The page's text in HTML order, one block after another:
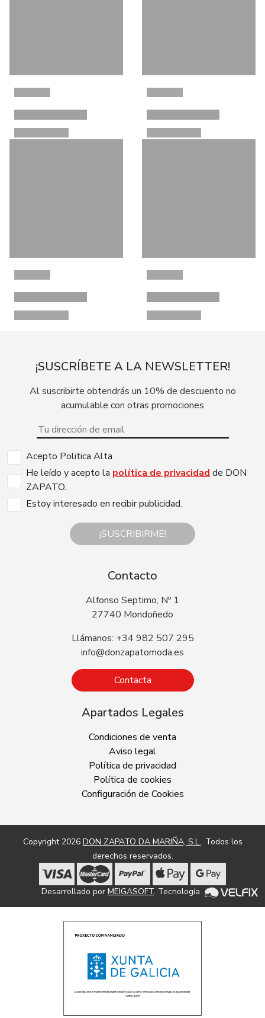
¡SUSCRÍBETE A LA NEWSLETTER!
Al suscribirte obtendrás un 10% de descuento no
acumulable con otras promociones
Acepto Politica Alta
He leído y acepto la política de privacidad de DON
ZAPATO.
Estoy interesado en recibir publicidad.
¡SUSCRIBIRME!
Contacto
Alfonso Septimo, Nº 1
27740 Mondoñedo
Llámanos: +34 982 507 295
info@donzapatomoda.es
Contacta
Apartados Legales
Condiciones de venta
Aviso legal
Política de privacidad
Política de cookies
Configuración de Cookies
Copyright 2026 DON ZAPATO DA MARIÑA, S.L.. Todos los
derechos reservados.
Desarrollado por MEIGASOFT. Tecnología